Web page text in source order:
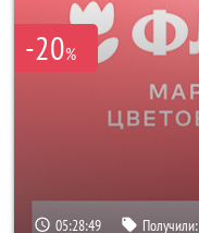
-20%
05:28:46 Получили: